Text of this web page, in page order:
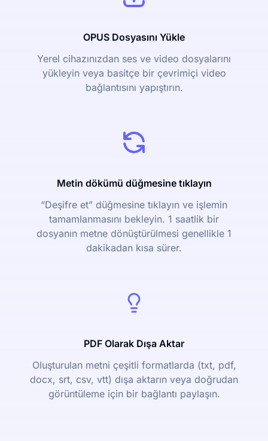
OPUS Dosyasını Yükle
Yerel cihazınızdan ses ve video dosyalarını
yükleyin veya basitçe bir çevrimiçi video
bağlantısını yapıştırın.
Metin dökümü düğmesine tıklayın
“Deşifre et” düğmesine tıklayın ve işlemin
tamamlanmasını bekleyin. 1 saatlik bir
dosyanın metne dönüştürülmesi genellikle 1
dakikadan kısa sürer.
PDF Olarak Dışa Aktar
Oluşturulan metni çeşitli formatlarda (txt, pdf,
docx, srt, csv, vtt) dışa aktarın veya doğrudan
görüntüleme için bir bağlantı paylaşın.